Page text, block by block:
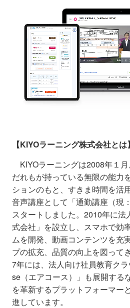
【KIYOラーニング株式会社とは】
KIYOラーニングは2008年１月
だれもが持っている無限の能力
ションのもと、すきま時間を活
音声講座として「通勤講座（現
スタートしました。2010年に法
式会社」を設立し、スマホで効
ムを開発、動画コンテンツを充
プの拡充、品質の向上を図って
7年には、法人向け社員教育ク
se（エアコース）」も展開する
を革新するプラットフォーマー
進しています。